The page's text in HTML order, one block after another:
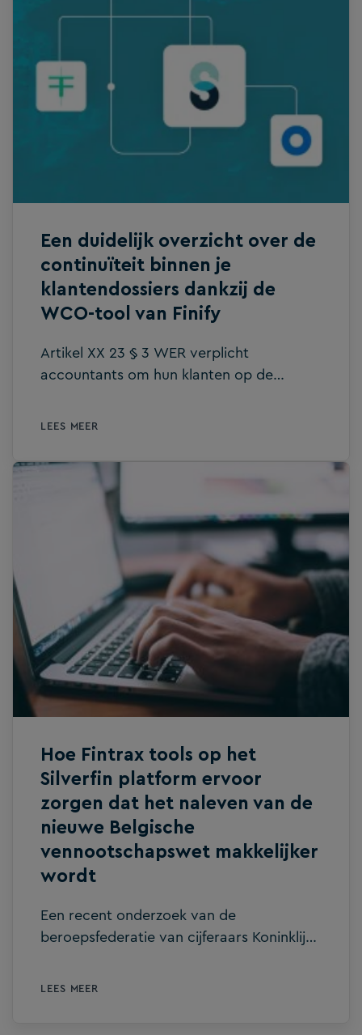
aan een flexibele opzet en inrichting van
bedrijven – uiteraard binnen de gestelde
kaders.
Een duidelijk overzicht over de
continuïteit binnen je
klantendossiers dankzij de
WCO-tool van Finify
Artikel XX 23 § 3 WER verplicht
accountants om hun klanten op de
bepaalde ondernemingen zoals vzw’s
buiten die regel, maar nu geldt die voor
accountant betekent dat dus een pak
extra werk. Gelukkig kan onze partner
FINIFY je helpen om dit proces te
vereenvoudigen. In deze blog vertellen
we je er alles over.
LEES MEER
Hoe Fintrax tools op het
Silverfin platform ervoor
zorgen dat het naleven van de
nieuwe Belgische
vennootschapswet makkelijker
wordt
Een recent onderzoek van de
beroepsfederatie van cijferaars Koninklijke
LEES MEER